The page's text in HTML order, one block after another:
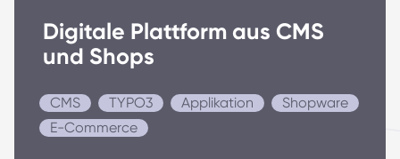
Digitale Plattform aus CMS
und Shops
CMS TYPO3 Applikation
Shopware
E-Commerce